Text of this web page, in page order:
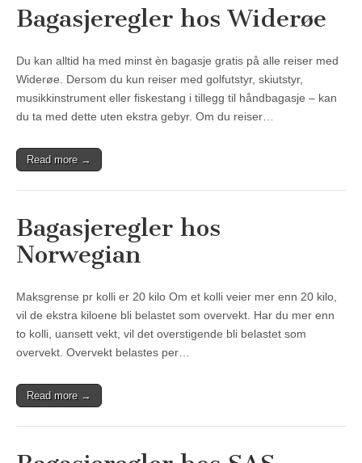
Bagasjeregler hos Widerøe
Du kan alltid ha med minst èn bagasje gratis på alle reiser med
Widerøe. Dersom du kun reiser med golfutstyr, skiutstyr,
musikkinstrument eller fiskestang i tillegg til håndbagasje – kan
du ta med dette uten ekstra gebyr. Om du reiser…
Read more →
Bagasjeregler hos
Norwegian
Maksgrense pr kolli er 20 kilo Om et kolli veier mer enn 20 kilo,
vil de ekstra kiloene bli belastet som overvekt. Har du mer enn
to kolli, uansett vekt, vil det overstigende bli belastet som
overvekt. Overvekt belastes per…
Read more →